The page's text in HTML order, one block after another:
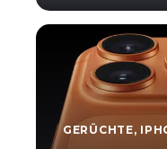
GERÜCHTE,